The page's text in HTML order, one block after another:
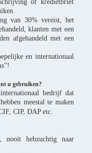
of kredietbrief
van 30% vereist, het
klanten met een
afgehandeld met een
en internationaal
u gebruiken?
bedrijf dat
meestal te maken
CIP, DAP etc.
nooit hebzuchtig naar